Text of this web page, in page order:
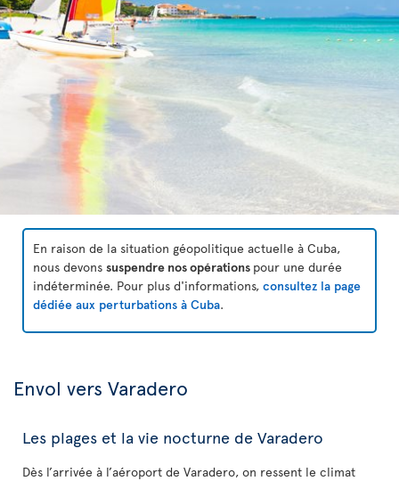
En raison de la situation géopolitique actuelle à Cuba,
nous devons suspendre nos opérations pour une durée
indéterminée. Pour plus d'informations, consultez la page
dédiée aux perturbations à Cuba.
Envol vers Varadero
Les plages et la vie nocturne de Varadero
Dès l’arrivée à l’aéroport de Varadero, on ressent le climat